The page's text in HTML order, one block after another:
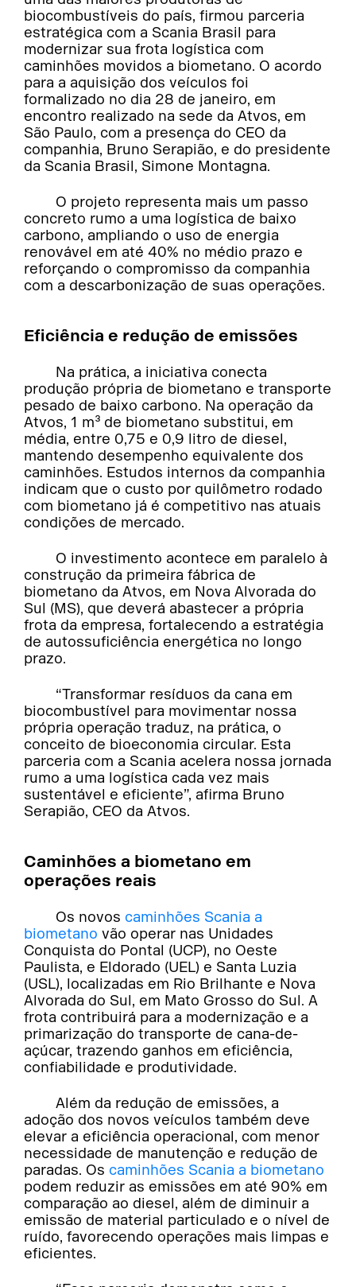
biocombustíveis do país, firmou parceria
estratégica com a Scania Brasil para
modernizar sua frota logística com
caminhões movidos a biometano. O acordo
para a aquisição dos veículos foi
formalizado no dia 28 de janeiro, em
encontro realizado na sede da Atvos, em
São Paulo, com a presença do CEO da
companhia, Bruno Serapião, e do presidente
da Scania Brasil, Simone Montagna.
O projeto representa mais um passo
concreto rumo a uma logística de baixo
carbono, ampliando o uso de energia
renovável em até 40% no médio prazo e
reforçando o compromisso da companhia
com a descarbonização de suas operações.
Eficiência e redução de emissões
Na prática, a iniciativa conecta
produção própria de biometano e transporte
pesado de baixo carbono. Na operação da
Atvos, 1 m³ de biometano substitui, em
média, entre 0,75 e 0,9 litro de diesel,
mantendo desempenho equivalente dos
caminhões. Estudos internos da companhia
indicam que o custo por quilômetro rodado
com biometano já é competitivo nas atuais
condições de mercado.
O investimento acontece em paralelo à
construção da primeira fábrica de
biometano da Atvos, em Nova Alvorada do
Sul (MS), que deverá abastecer a própria
frota da empresa, fortalecendo a estratégia
de autossuficiência energética no longo
prazo.
“Transformar resíduos da cana em
biocombustível para movimentar nossa
própria operação traduz, na prática, o
conceito de bioeconomia circular. Esta
parceria com a Scania acelera nossa jornada
rumo a uma logística cada vez mais
sustentável e eficiente”, afirma Bruno
Serapião, CEO da Atvos.
Caminhões a biometano em
operações reais
Os novos caminhões Scania a
biometano vão operar nas Unidades
Conquista do Pontal (UCP), no Oeste
Paulista, e Eldorado (UEL) e Santa Luzia
(USL), localizadas em Rio Brilhante e Nova
Alvorada do Sul, em Mato Grosso do Sul. A
frota contribuirá para a modernização e a
primarização do transporte de cana-de-
açúcar, trazendo ganhos em eficiência,
confiabilidade e produtividade.
Além da redução de emissões, a
adoção dos novos veículos também deve
elevar a eficiência operacional, com menor
necessidade de manutenção e redução de
paradas. Os caminhões Scania a biometano
podem reduzir as emissões em até 90% em
comparação ao diesel, além de diminuir a
emissão de material particulado e o nível de
ruído, favorecendo operações mais limpas e
eficientes.